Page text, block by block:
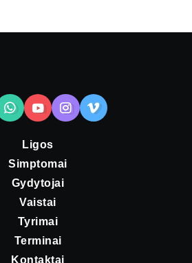
Ligos
Simptomai
Gydytojai
Vaistai
Tyrimai
Terminai
Kontaktai